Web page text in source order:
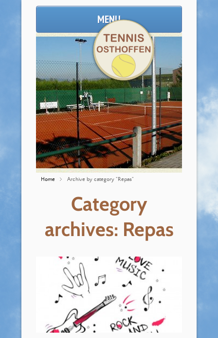
MENU
Home Archive by category "Repas"
Category
archives: Repas